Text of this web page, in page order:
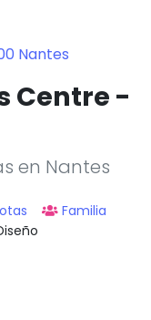
Nantes
Centre -
en Nantes
Familia